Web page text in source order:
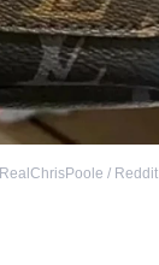
RealChrisPoole / Reddit